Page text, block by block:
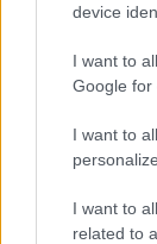
device
I want to
Google for
I want to
I want to
related to